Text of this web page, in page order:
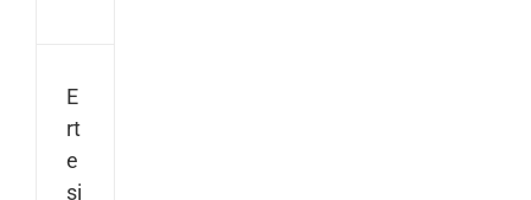
E
rt
e
si